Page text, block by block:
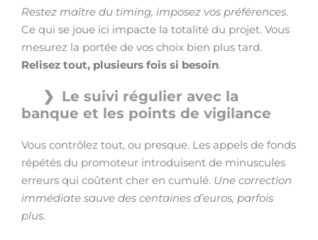
Restez maître du timing, imposez vos préférences.
Ce qui se joue ici impacte la totalité du projet. Vous
mesurez la portée de vos choix bien plus tard.
Relisez tout, plusieurs fois si besoin.
Le suivi régulier avec la
banque et les points de vigilance
Vous contrôlez tout, ou presque. Les appels de fonds
répétés du promoteur introduisent de minuscules
erreurs qui coûtent cher en cumulé. Une correction
immédiate sauve des centaines d’euros, parfois
plus.